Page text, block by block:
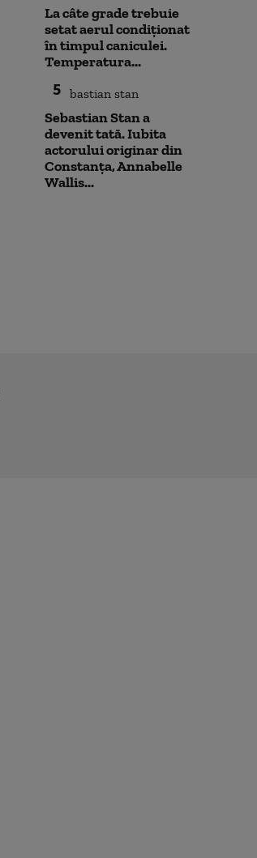
La câte grade trebuie
setat aerul condiționat
în timpul caniculei.
Temperatura...
5
Sebastian Stan a
devenit tată. Iubita
actorului originar din
Constanța, Annabelle
Wallis...